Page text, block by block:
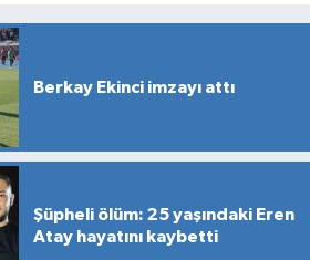
Berkay Ekinci imzayı attı
Şüpheli ölüm: 25 yaşındaki Eren
Atay hayatını kaybetti